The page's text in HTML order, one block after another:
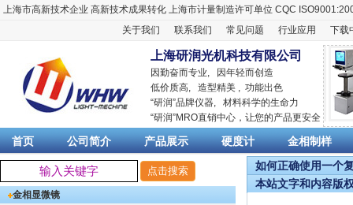
上海市高新技术企业 高新技术成果转化 上海市计量制造许可单位 CQC
关于我们
联系我们 常见问题 行业应用 下载
上海研润光机科技有限公司
因勤奋而专业, 因年轻而创造
低价质高, 造型精美 , 功能出色
“研润”品牌仪器, 材料科学的生命力
“研润”MRO直销中心，让您的产品更安全
首页 公司简介 产品展示 硬度计 金相制样
金相显微镜
如何正确使用一个
本站文字和内容版